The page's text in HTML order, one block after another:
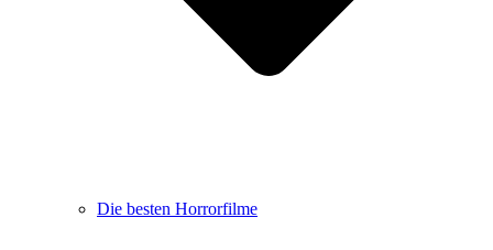
Die besten Horrorfilme